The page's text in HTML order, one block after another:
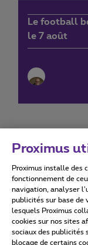
Le football
le 7 août
Conditions
Tous droits réservés.
Proximus
Proximus installe des
fonctionnement de
navigation, analyser
publicités sur base de
lesquels Proximus
cookies sur nos sites
sociaux des publicités
blocage de certains